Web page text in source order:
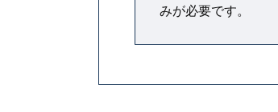
みが必要です。